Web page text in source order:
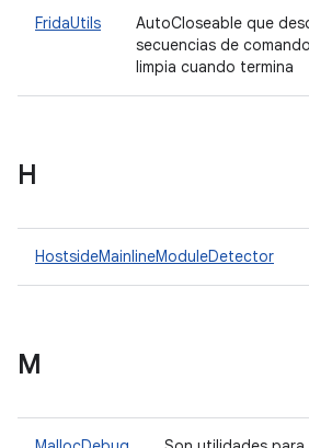
FridaUtils
AutoCloseable que
secuencias de
limpia cuando termina
H
HostsideMainlineModuleDetector
M